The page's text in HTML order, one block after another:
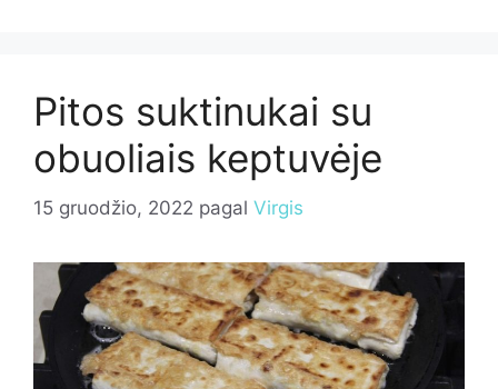
Pitos suktinukai su
obuoliais keptuvėje
15 gruodžio, 2022 pagal Virgis